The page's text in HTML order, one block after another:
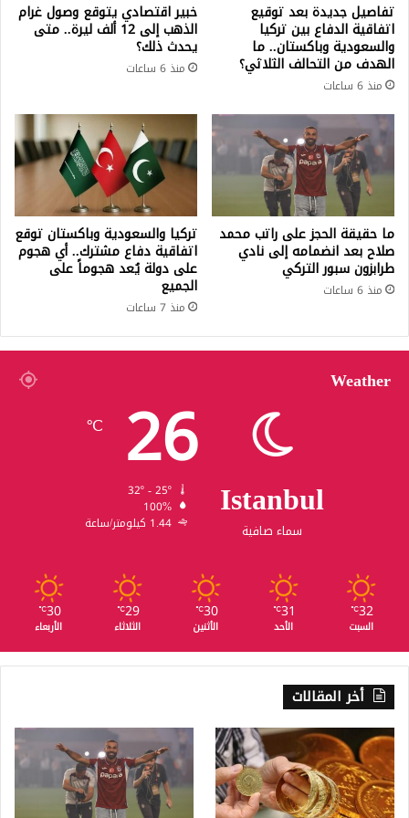
تفاصيل جديدة بعد توقيع
اتفاقية الدفاع بين تركيا
والسعودية وباكستان.. ما
الهدف من التحالف الثلاثي؟
منذ 6 ساعات
خبير اقتصادي يتوقع وصول غرام
الذهب إلى 12 ألف ليرة.. متى
يحدث ذلك؟
منذ 6 ساعات
ما حقيقة الحجز على راتب محمد
صلاح بعد انضمامه إلى نادي
طرابزون سبور التركي
منذ 6 ساعات
تركيا والسعودية وباكستان توقع
اتفاقية دفاع مشترك.. أي هجوم
على دولة يُعد هجوماً على
الجميع
منذ 7 ساعات
Weather
Istanbul
سماء صافية
26
℃
100%
1.44 كيلومتر/ساعة
32
℃
السبت
31
℃
الأحد
30
℃
الأثنين
29
℃
الثلاثاء
30
℃
الأربعاء
أخر المقالات